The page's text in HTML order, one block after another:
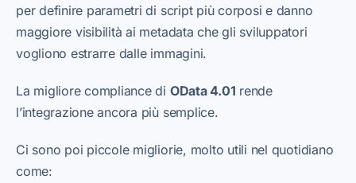
per definire parametri di script più corposi e danno
maggiore visibilità ai metadata che gli sviluppatori
vogliono estrarre dalle immagini.
La migliore compliance di OData 4.01 rende
l’integrazione ancora più semplice.
Ci sono poi piccole migliorie, molto utili nel quotidiano
come: